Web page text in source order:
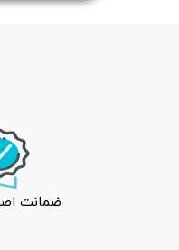
ضمانت